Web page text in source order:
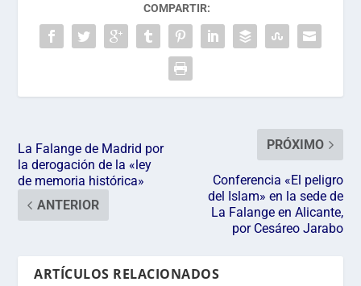
COMPARTIR:
La Falange de Madrid por
la derogación de la «ley
de memoria histórica»
ANTERIOR
PRÓXIMO
Conferencia «El peligro
del Islam» en la sede de
La Falange en Alicante,
por Cesáreo Jarabo
ARTÍCULOS RELACIONADOS